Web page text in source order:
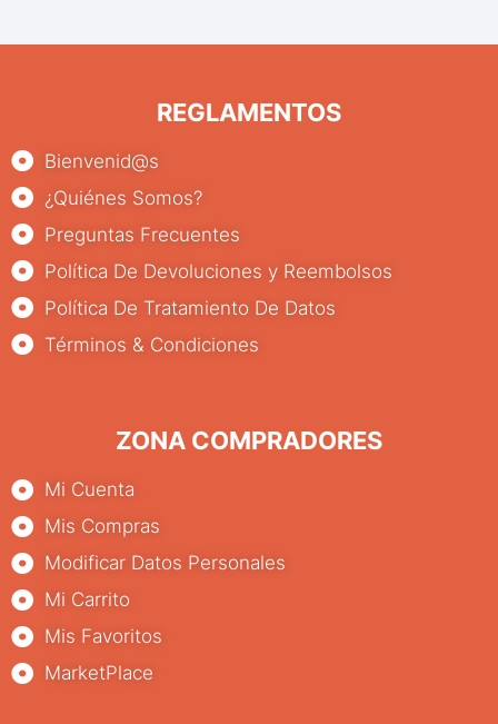
REGLAMENTOS
Bienvenid@s
¿Quiénes Somos?
Preguntas Frecuentes
Política De Devoluciones y Reembolsos
Política De Tratamiento De Datos
Términos & Condiciones
ZONA COMPRADORES
Mi Cuenta
Mis Compras
Modificar Datos Personales
Mi Carrito
Mis Favoritos
MarketPlace